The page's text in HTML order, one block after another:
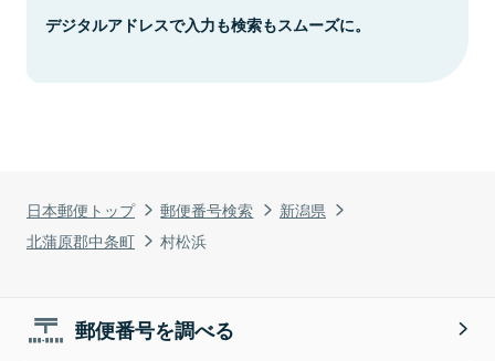
日本郵便トップ 郵便番号検索
新潟県
北蒲原郡中条町
村松浜
デジタルアドレスで入力も検索もスムーズに。
郵便番号を調べる